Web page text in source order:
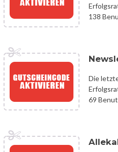
138
Die
69